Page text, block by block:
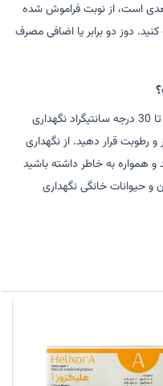
است، از نوبت فراموش شده
دوز دو برابر یا اضافی مصرف
داروی مایفمبری باید در دمای اتاق بین 15 تا 30 درجه سانتیگراد نگهداری
رطوبت قرار دهید. از نگهداری
همواره به خاطر داشته باشید
و حیوانات خانگی نگهداری